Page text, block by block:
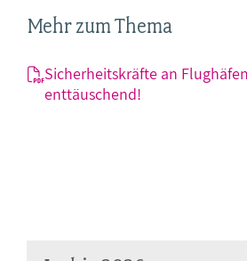
Mehr zum Thema
Sicherheitskräfte an
enttäuschend!